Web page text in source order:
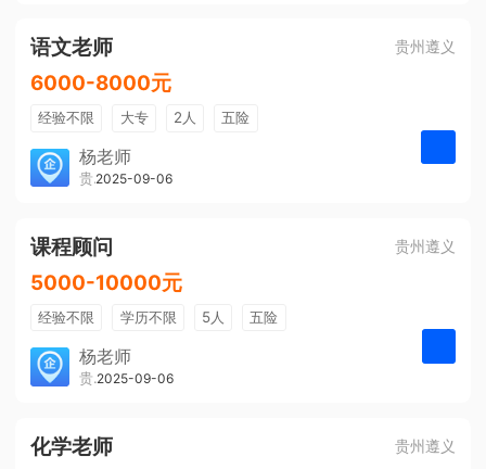
语文老师 贵州遵义
6000-8000元
经验不限 大专 2人
五险
带薪年假
年终奖
免费培训
包住宿
杨老师
贵州大美前程文化发展有限公司
2025-09-06
课程顾问 贵州遵义
5000-10000元
经验不限 学历不限 5人
五险
带薪年假
年终奖
免费培训
包住宿
杨老师
贵州大美前程文化发展有限公司
2025-09-06
化学老师 贵州遵义